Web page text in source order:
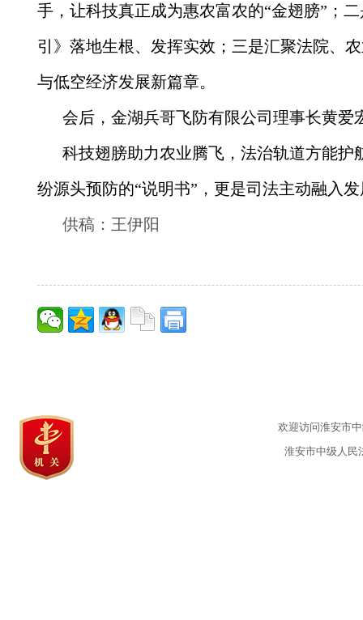
手，让科技真正成为惠农富农的“金翅膀”； 二
引》落地生根、发挥实效； 三是汇聚法院、
与低空经济发展新篇章。
会后，金湖兵哥飞防有限公司理事长黄
科技翅膀助力农业腾飞，法治轨道方能
纷源头预防的“说明书”，更是司法主动融入
供稿：王伊阳
欢迎访问淮安市
淮安市中级人